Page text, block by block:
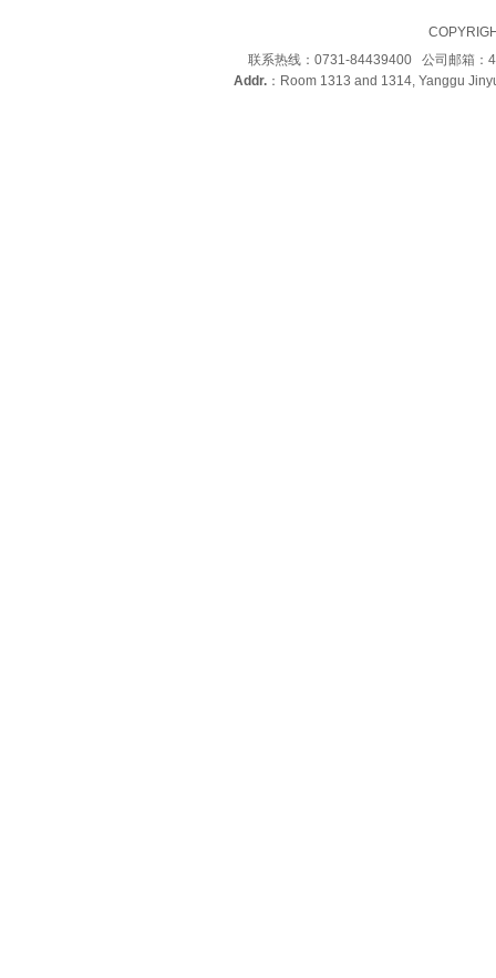
联系热线：0731-84439400 公司邮箱
Addr.：Room 1313 and 1314, Yanggu